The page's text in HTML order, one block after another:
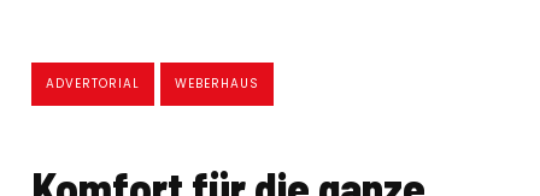
ADVERTORIAL WEBERHAUS